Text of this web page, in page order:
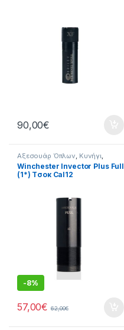
90,00€
Αξεσουάρ Όπλων Κυνήγι
Όπλα , Τσόκ
Winchester Invector Plus Full
(1*) Tσοκ Cal12
-8%
57,00€ 62,00€